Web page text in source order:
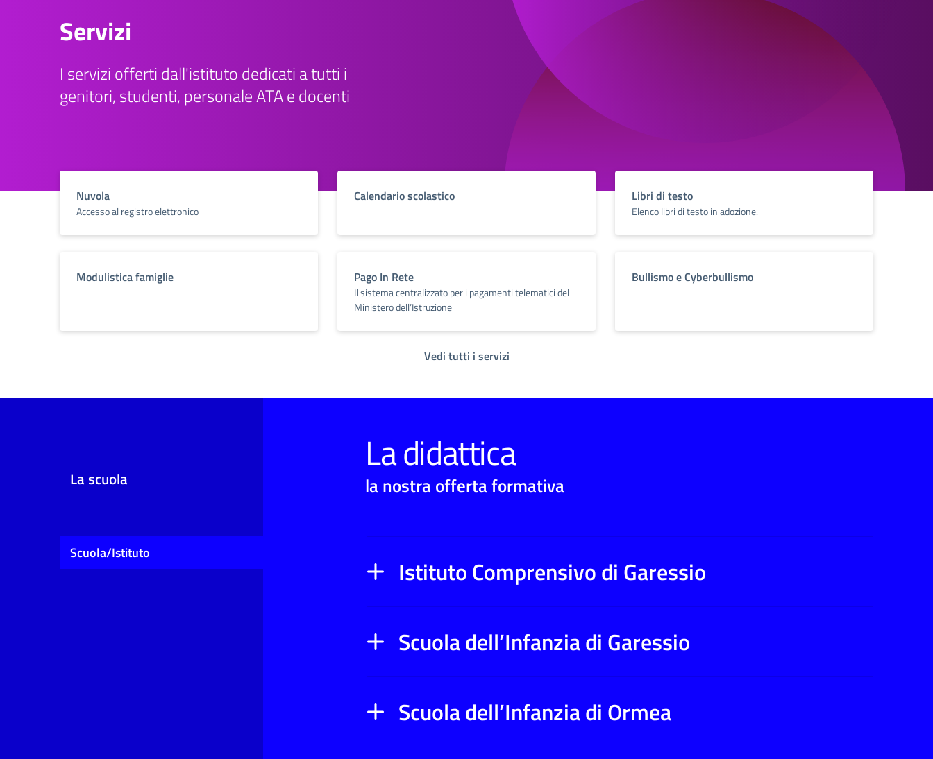
Servizi
I servizi offerti dall'istituto dedicati a tutti i
genitori, studenti, personale ATA e docenti
Nuvola
Accesso al registro elettronico
Calendario scolastico Libri di testo
Elenco libri di testo in adozione.
Modulistica famiglie Pago In Rete
Il sistema centralizzato per i pagamenti telematici del
Ministero dell’Istruzione
Bullismo e Cyberbullismo
Vedi tutti i servizi
La didattica
la nostra offerta formativa
La scuola
Scuola/Istituto
Istituto Comprensivo di Garessio
Scuola dell’Infanzia di Garessio
Scuola dell’Infanzia di Ormea